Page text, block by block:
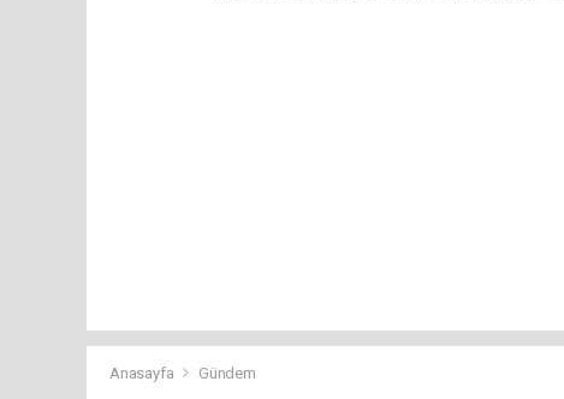
Anasayfa Gündem